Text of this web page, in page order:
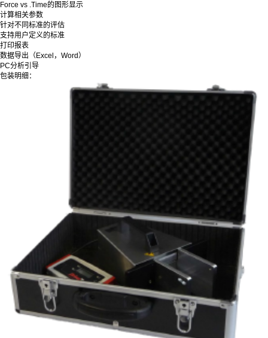
Force vs .Time的图形显示
计算相关参数
针对不同标准的评估
支持用户定义的标准
打印报表
数据导出（Excel，Word）
PC分析引导
包装明细：